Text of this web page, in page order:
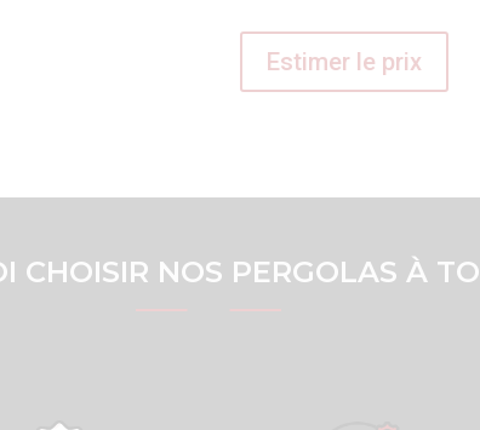
Estimer le prix
CHOISIR NOS PERGOLAS À